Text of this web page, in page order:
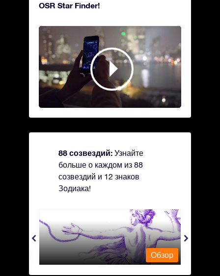
OSR Star Finder!
88 созвездий: Узнайте
больше о каждом из 88
созвездий и 12 знаков
Зодиака!
Andromeda - Андромеда
Обзор